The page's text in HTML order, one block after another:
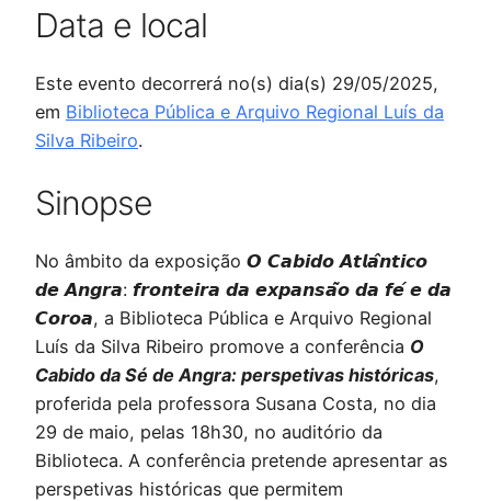
Data e local
Este evento decorrerá no(s) dia(s) 29/05/2025,
em Biblioteca Pública e Arquivo Regional Luís da
Silva Ribeiro.
Sinopse
No âmbito da exposição 𝙊 𝘾𝙖𝙗𝙞𝙙𝙤 𝘼𝙩𝙡𝙖̂𝙣𝙩𝙞𝙘𝙤
𝙙𝙚 𝘼𝙣𝙜𝙧𝙖: 𝙛𝙧𝙤𝙣𝙩𝙚𝙞𝙧𝙖 𝙙𝙖 𝙚𝙭𝙥𝙖𝙣𝙨𝙖̃𝙤 𝙙𝙖 𝙛𝙚́ 𝙚 𝙙𝙖
𝘾𝙤𝙧𝙤𝙖, a Biblioteca Pública e Arquivo Regional
Luís da Silva Ribeiro promove a conferência O
Cabido da Sé de Angra: perspetivas históricas,
proferida pela professora Susana Costa, no dia
29 de maio, pelas 18h30, no auditório da
Biblioteca. A conferência pretende apresentar as
perspetivas históricas que permitem